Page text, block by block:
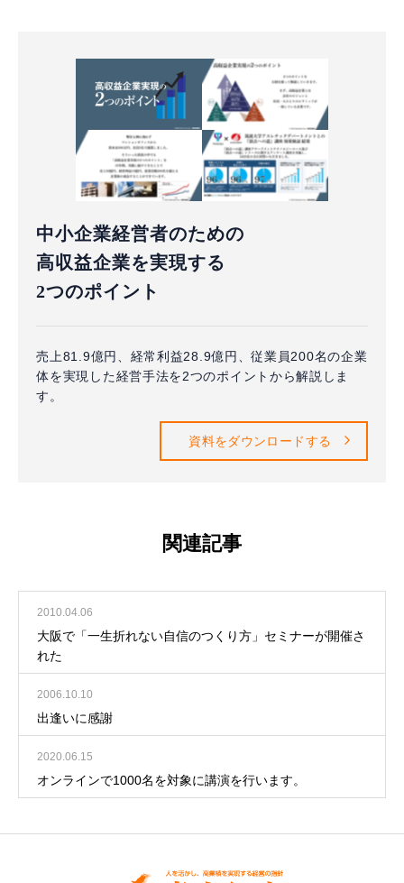
中小企業経営者のための
高収益企業を実現する
2つのポイント
売上81.9億円、経常利益28.9億円、従業員200名の企業
体を実現した経営手法を2つのポイントから解説しま
す。
資料をダウンロードする
関連記事
2010.04.06
大阪で「一生折れない自信のつくり方」セミナーが開催さ
れた
2006.10.10
出逢いに感謝
2020.06.15
オンラインで1000名を対象に講演を行います。